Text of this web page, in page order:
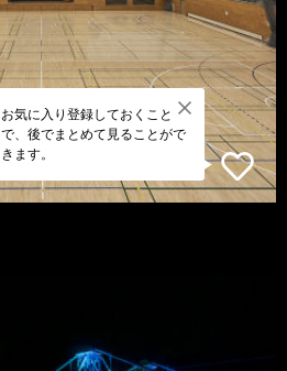
お気に入り登録しておくこと
で、後でまとめて見ることがで
きます。